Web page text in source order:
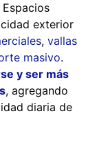
exterior
, vallas
masivo.
y ser más
, agregando
diaria de